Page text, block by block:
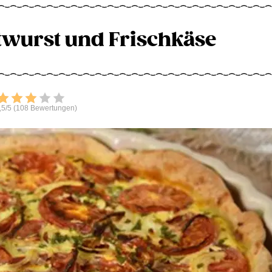
und Frischkäse
Bewerten
5 (108 Bewertungen)